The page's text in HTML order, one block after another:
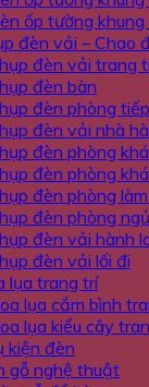
ốp tường khung
đèn vải – Chao
đèn vải trang
đèn bàn
đèn phòng
đèn vải nhà
đèn phòng
đèn phòng
đèn phòng
đèn phòng ngủ
đèn vải hành
đèn vải lối đi
lụa trang trí
lụa cắm bình
lụa kiểu cây
kiện đèn
gỗ nghệ thuật